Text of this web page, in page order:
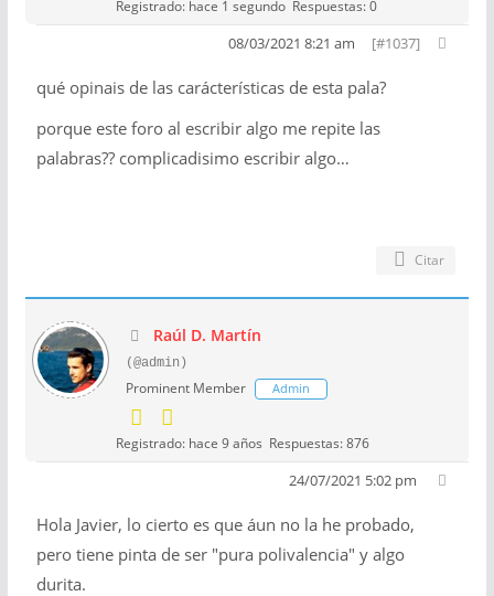
Registrado: hace 1 segundo Respuestas: 0
08/03/2021 8:21 am [#1037]
qué opinais de las carácterísticas de esta pala?
porque este foro al escribir algo me repite las
palabras?? complicadisimo escribir algo…
Citar
Raúl D. Martín
(@admin)
Prominent Member Admin
Registrado: hace 9 años Respuestas: 876
24/07/2021 5:02 pm
Hola Javier, lo cierto es que áun no la he probado,
pero tiene pinta de ser "pura polivalencia" y algo
durita.